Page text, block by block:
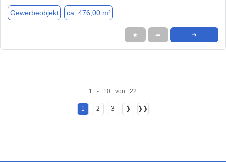
Gewerbeobjekt ca. 476,00 m²
★ ➦ ➜
1 - 10 von 22
1 2 3 ❯ ❯❯